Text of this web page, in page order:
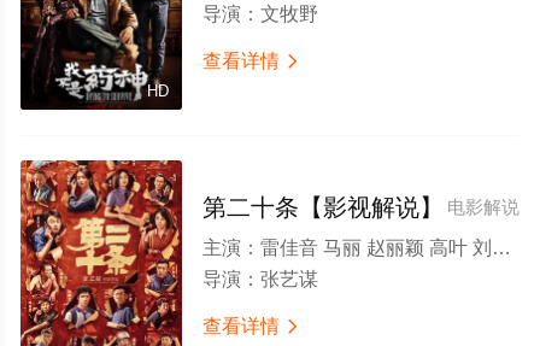
HD
导演： 文牧野
查看详情 
电影解说
第二十条【影视解说】
主演： 雷佳音 马丽 赵丽颖 高叶 刘耀文 王骁 陈明昊 潘斌龙 张译 范伟 于和伟 许亚军 李乃文 蒋奇明 阿如那 杨皓宇 许静雅 乔杉 蒋诗萌 王沛禄 丁勇岱 刘奕铁 陈宣菲 史彭元 李晓川 杨一威 许文赫 宋木子 多习 飞凡 蒋鹏宇 王乃训 陈永胜 张壹男 黄炎 宋家腾 林博洋 张磊 李鲲
导演： 张艺谋
查看详情 